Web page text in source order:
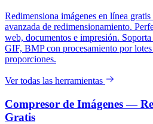
Redimensiona imágenes en línea
avanzada de redimensionamiento.
web, documentos e impresión.
GIF, BMP con procesamiento por
proporciones.
Ver todas las herramientas
Compresor de Imágenes —
Gratis